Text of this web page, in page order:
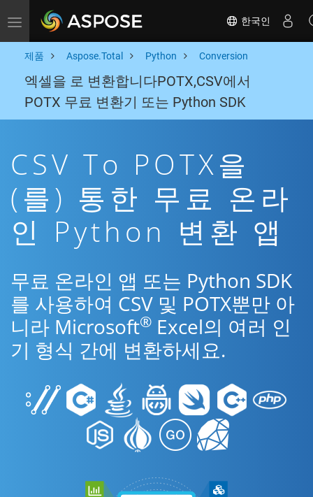
Toggle navigation 한국인
제품 Aspose.Total Python Conversion
엑셀을 로 변환합니다POTX,CSV에서
POTX 무료 변환기 또는 Python SDK
CSV To POTX을
(를) 통한 무료 온라
인 Python 변환 앱
무료 온라인 앱 또는 Python SDK
를 사용하여 CSV 및 POTX뿐만 아
니라 Microsoft® Excel의 여러 인
기 형식 간에 변환하세요.